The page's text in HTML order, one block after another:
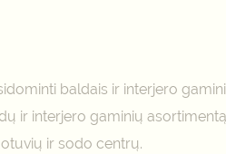
baldais ir interjero
ir interjero gaminių
ir sodo centrų.